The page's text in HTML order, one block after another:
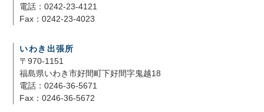
電話：0242-23-4121
Fax：0242-23-4023
いわき出張所
〒970-1151
福島県いわき市好間町下好間字鬼越18
電話：0246-36-5671
Fax：0246-36-5672